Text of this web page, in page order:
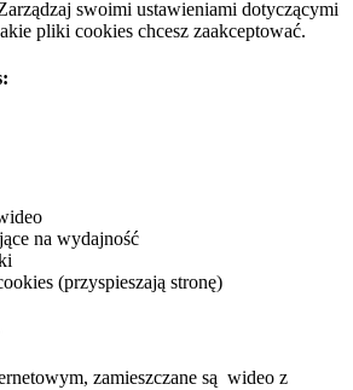
swoimi ustawieniami dotyczącymi
pliki cookies chcesz zaakceptować.
na wydajność
(przyspieszają stronę)
zamieszczane są wideo z